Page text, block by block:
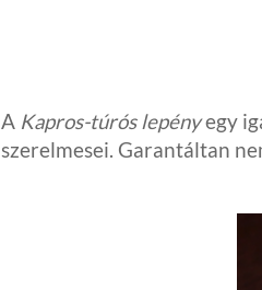
A Kapros-túrós lepényegy
szerelmesei. Garantáltan